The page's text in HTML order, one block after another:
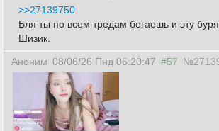
>>27139750
Бля ты по всем тредам бегаешь и эту
Шизик.
Аноним 08/06/26 Пнд 06:20:47 #57